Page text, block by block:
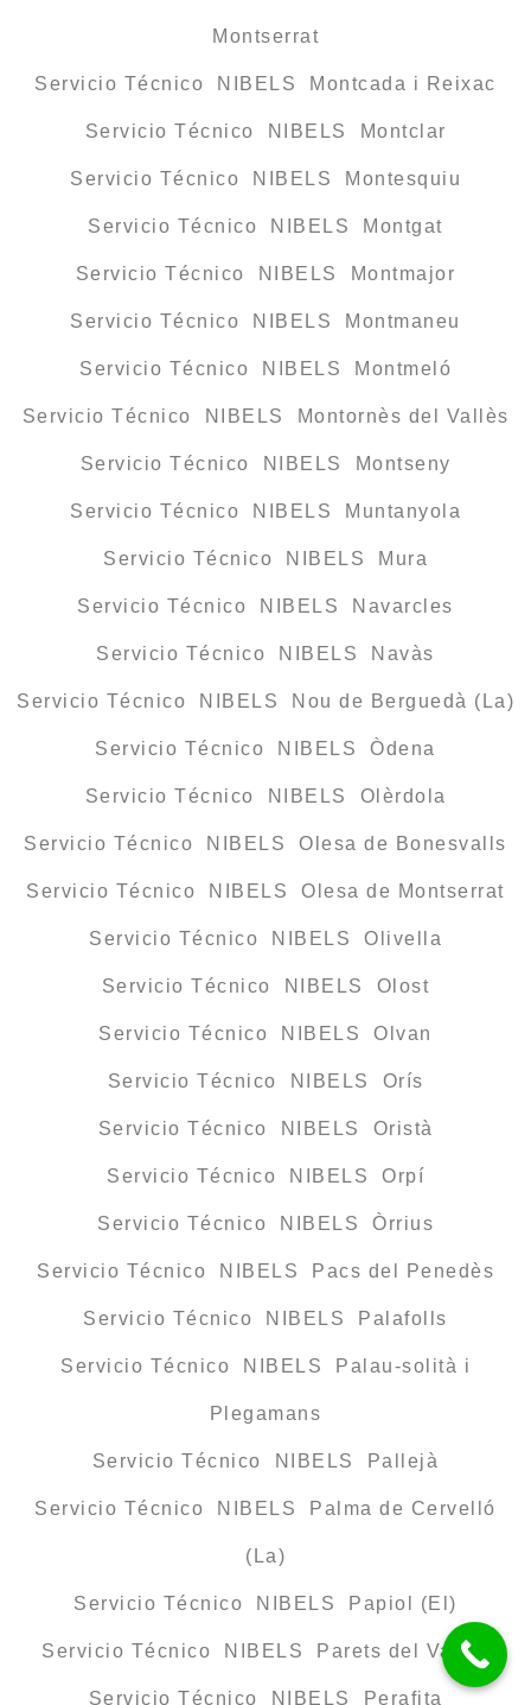
Montserrat
Servicio Técnico NIBELS Montcada i Reixac
Servicio Técnico NIBELS Montclar
Servicio Técnico NIBELS Montesquiu
Servicio Técnico NIBELS Montgat
Servicio Técnico NIBELS Montmajor
Servicio Técnico NIBELS Montmaneu
Servicio Técnico NIBELS Montmeló
Servicio Técnico NIBELS Montornès del Vallès
Servicio Técnico NIBELS Montseny
Servicio Técnico NIBELS Muntanyola
Servicio Técnico NIBELS Mura
Servicio Técnico NIBELS Navarcles
Servicio Técnico NIBELS Navàs
Servicio Técnico NIBELS Nou de Berguedà (La)
Servicio Técnico NIBELS Òdena
Servicio Técnico NIBELS Olèrdola
Servicio Técnico NIBELS Olesa de Bonesvalls
Servicio Técnico NIBELS Olesa de Montserrat
Servicio Técnico NIBELS Olivella
Servicio Técnico NIBELS Olost
Servicio Técnico NIBELS Olvan
Servicio Técnico NIBELS Orís
Servicio Técnico NIBELS Oristà
Servicio Técnico NIBELS Orpí
Servicio Técnico NIBELS Òrrius
Servicio Técnico NIBELS Pacs del Penedès
Servicio Técnico NIBELS Palafolls
Servicio Técnico NIBELS Palau-solità i
Plegamans
Servicio Técnico NIBELS Pallejà
Servicio Técnico NIBELS Palma de Cervelló
(La)
Servicio Técnico NIBELS Papiol (El)
Servicio Técnico NIBELS Parets del Vallès
Servicio Técnico NIBELS Perafita